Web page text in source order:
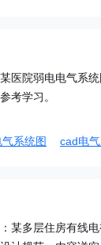
医院弱电电气系
考学习。
气系统图 cad电
某多层住房有线